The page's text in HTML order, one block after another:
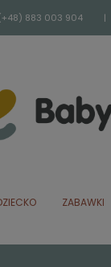
883 003 904 |
ZABAWKI